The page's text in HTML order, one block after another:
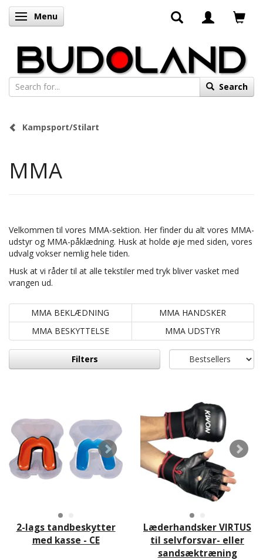
Toggle navigation
Menu
Search
Kampsport/Stilart
MMA
Velkommen til vores MMA-sektion. Her finder du alt vores MMA-
udstyr og MMA-påklædning. Husk at holde øje med siden, vores
udvalg vokser nemlig hele tiden.
Husk at vi råder til at alle tekstiler med tryk bliver vasket med
vrangen ud.
MMA BEKLÆDNING
MMA HANDSKER
MMA BESKYTTELSE
MMA UDSTYR
Filters
2-lags tandbeskytter
med kasse - CE
Læderhandsker VIRTUS
til selvforsvar- eller
sandsæktræning